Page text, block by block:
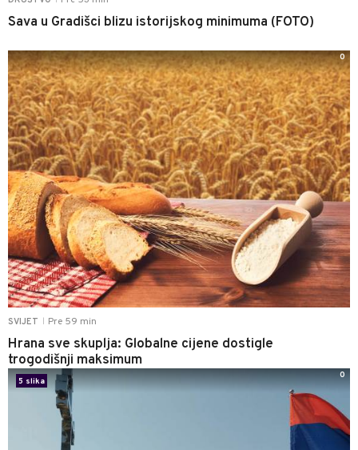
Sava u Gradišci blizu istorijskog minimuma (FOTO)
SVIJET Pre 59 min
Hrana sve skuplja: Globalne cijene dostigle
trogodišnji maksimum
0
5 slika
0